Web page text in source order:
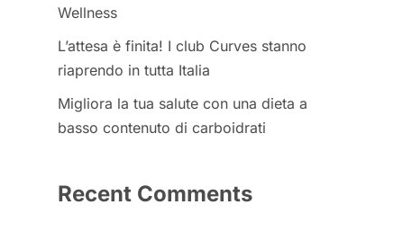
Wellness
L’attesa è finita! I club Curves stanno
riaprendo in tutta Italia
Migliora la tua salute con una dieta a
basso contenuto di carboidrati
Recent Comments